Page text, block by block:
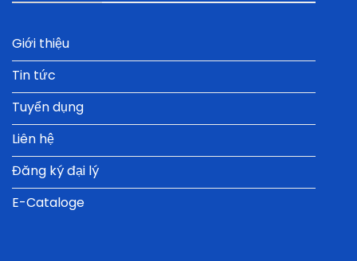
Giới thiệu
Tin tức
Tuyển dụng
Liên hệ
Đăng ký đại lý
E-Cataloge